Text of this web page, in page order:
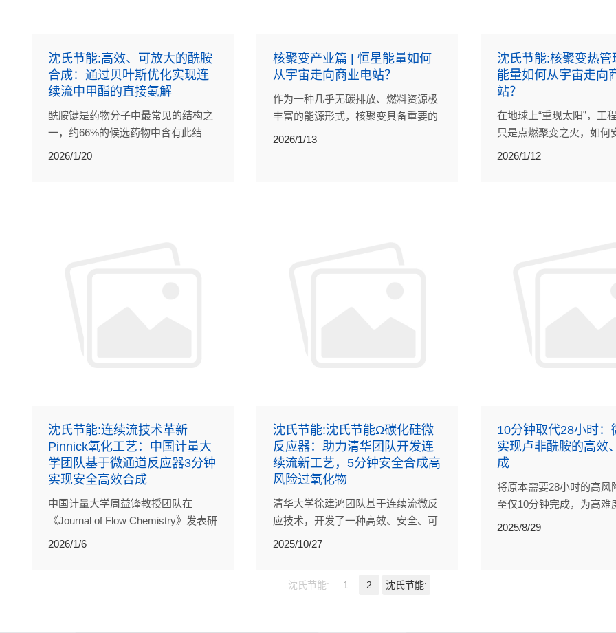
沈氏节能:高效、可放大的酰胺
合成：通过贝叶斯优化实现连
续流中甲酯的直接氨解
酰胺键是药物分子中最常见的结构之
一，约66%的候选药物中含有此结
构。传统合成方法往往依赖昂贵的缩
2026/1/20
核聚变产业篇 | 恒星能量如何
从宇宙走向商业电站？
作为一种几乎无碳排放、燃料资源极
丰富的能源形式，核聚变具备重要的
环境价值，还能够带动高新技术产业
2026/1/13
沈氏节能:核聚变热管
能量如何从宇宙走向
站？
在地球上“重现太阳”，工
只是点燃聚变之火，如何
续、高效地驾驭反应所产
2026/1/12
沈氏节能:连续流技术革新
Pinnick氧化工艺：中国计量大
学团队基于微通道反应器3分钟
实现安全高效合成
中国计量大学周益锋教授团队在
《Journal of Flow Chemistry》发表研
究，采用沈氏节能微通道反应器
2026/1/6
沈氏节能:沈氏节能Ω碳化硅微
反应器：助力清华团队开发连
续流新工艺，5分钟安全合成高
风险过氧化物
清华大学徐建鸿团队基于连续流微反
应技术，开发了一种高效、安全、可
放大的TBPPB合成新方法，为高危化
2025/10/27
10分钟取代28小时：
实现卢非酰胺的高效
成
将原本需要28小时的高风
至仅10分钟完成，为高难
提供全新思路，微反应器
2025/8/29
沈氏节能: 1 2 沈氏节能: